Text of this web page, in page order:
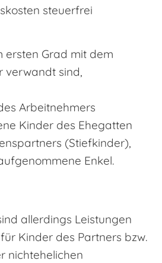
steuerfrei
ersten Grad mit dem
verwandt sind,
Arbeitnehmers
Kinder des Ehegatten
(Stiefkinder),
Enkel.
allerdings Leistungen
Kinder des Partners bzw.
nichtehelichen